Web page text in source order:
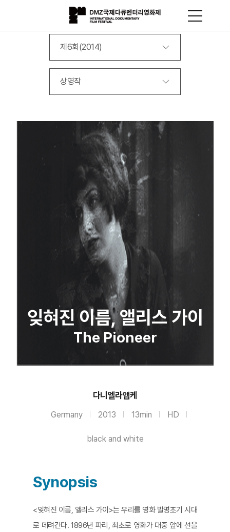
제6회(2014)
상영작
잊혀진 이름, 앨리스 가이
The Pioneer
다니엘라앱케
Germany 2013 13min HD
black and white
Synopsis
<잊혀진 이름, 앨리스 가이>는 우리를 영화 발명초기 시대
로 데려간다. 1896년 파리, 최초로 영화가 대중 앞에 선을